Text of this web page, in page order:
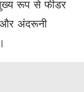
रूप से फीडर
और अंदरूनी